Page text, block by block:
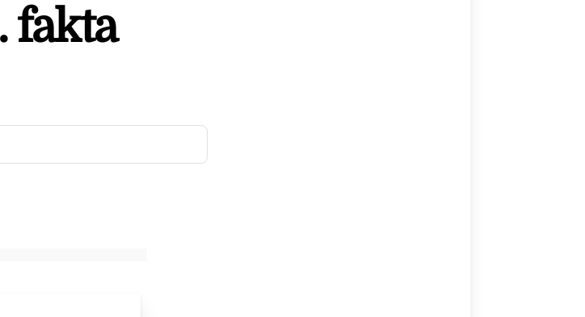
fakta